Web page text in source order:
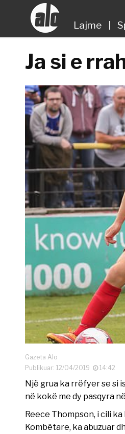
Lajme
Ja si e
Gazeta Alo
Publikuar: 12/04/2019
14:42
Një grua ka rrëfyer se si
në kokë me dy pasqyra
Reece Thompson, i cili
Kombëtare, ka abuzuar